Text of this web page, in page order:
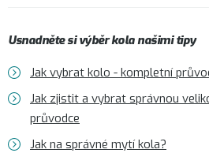
Doplňky a oblečení Qayron
Kontakt Servisní a výdejní místa
Usnadněte si výběr kola našimi tipy
Jak vybrat kolo - kompletní
Jak zjistit a vybrat správnou
průvodce
Jak na správné mytí kola?